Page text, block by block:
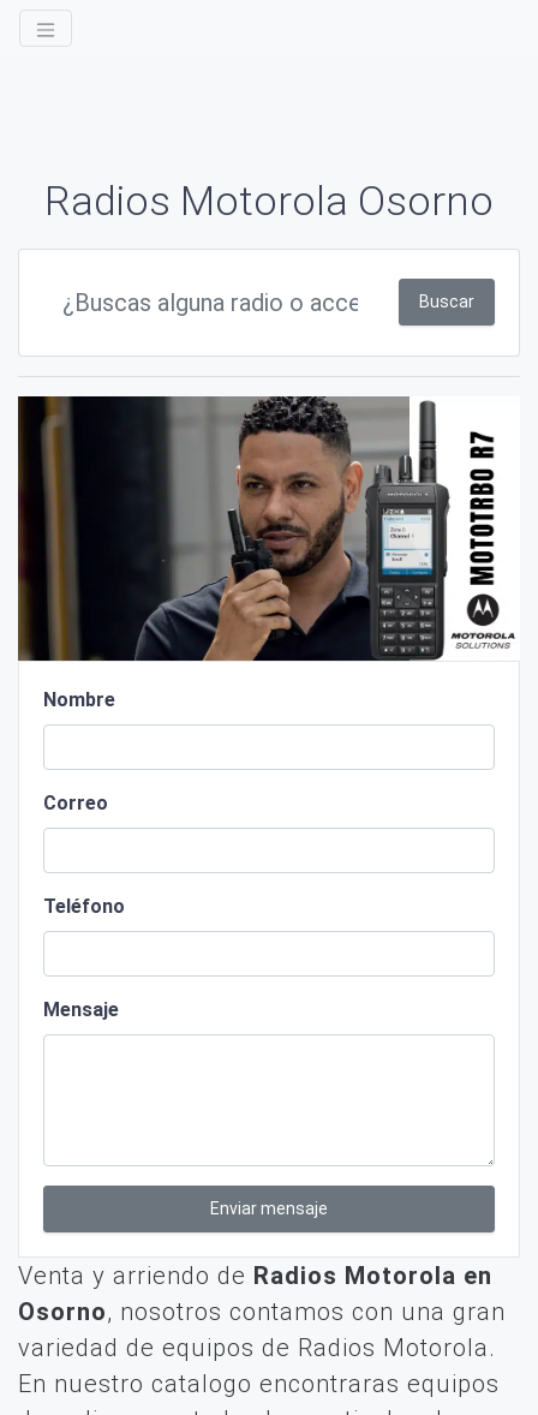
Radios Motorola Osorno
Buscar
Nombre
Correo
Teléfono
Mensaje
Enviar mensaje
Venta y arriendo de Radios Motorola en
Osorno, nosotros contamos con una gran
variedad de equipos de Radios Motorola.
En nuestro catalogo encontraras equipos